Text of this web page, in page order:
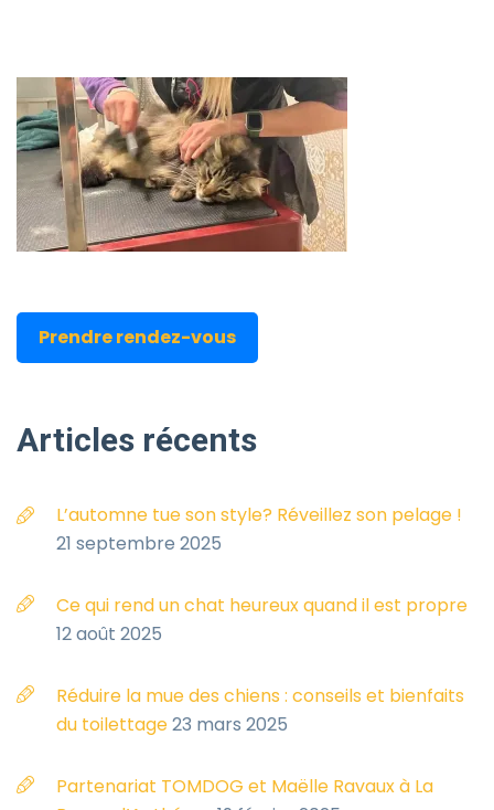
Prendre rendez-vous
Articles récents
L’automne tue son style? Réveillez son pelage !
21 septembre 2025
Ce qui rend un chat heureux quand il est propre
12 août 2025
Réduire la mue des chiens : conseils et bienfaits
du toilettage23 mars 2025
Partenariat TOMDOG et Maëlle Ravaux à La